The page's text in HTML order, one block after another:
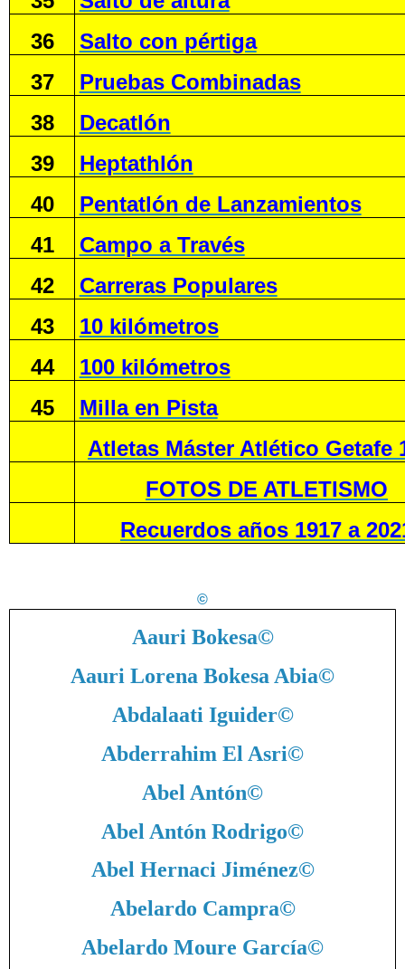
36
Salto con pértiga
37
Pruebas Combinadas
38
Decatlón
39
Heptathlón
40
Pentatlón de Lanzamientos
41
Campo a Través
42
Carreras Populares
43
10 kilómetros
44
100 kilómetros
45
Milla en Pista
Atletas Máster Atlético Getafe
FOTOS DE ATLETISMO
Recuerdos años 1917 a
©
Aauri Bokesa©
Aauri Lorena Bokesa Abia©
Abdalaati Iguider©
Abderrahim El Asri©
Abel Antón©
Abel Antón Rodrigo©
Abel Hernaci Jiménez©
Abelardo Campra©
Abelardo Moure García©